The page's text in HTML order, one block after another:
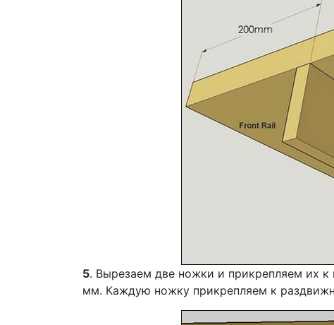
5. Вырезаем две ножки и прикрепляем их
мм. Каждую ножку прикрепляем к